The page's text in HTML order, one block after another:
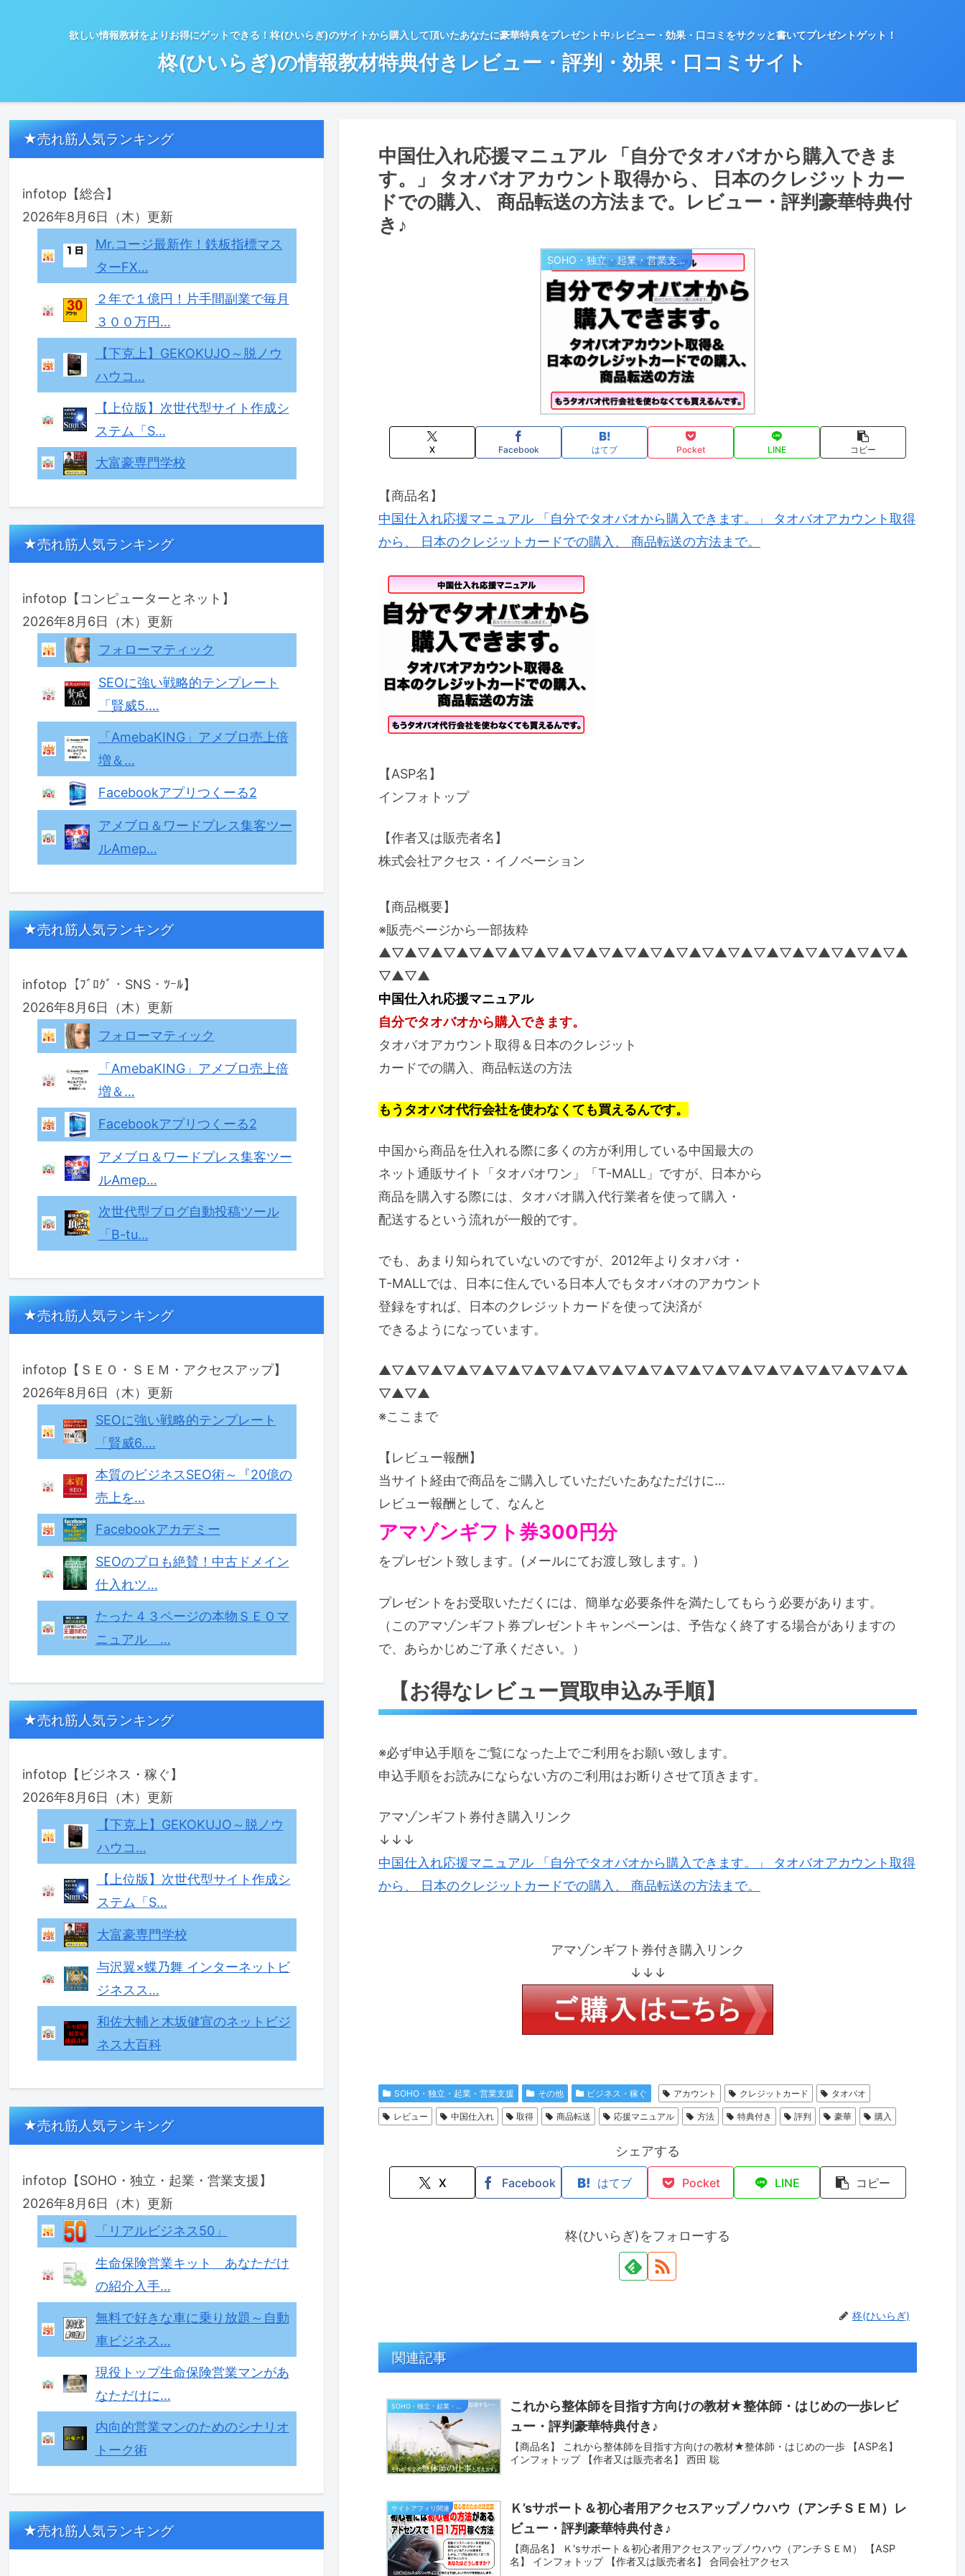
欲しい情報教材をよりお得にゲットできる！柊(ひいらぎ)のサイトから購入して頂いたあなたに豪華特典をプレゼント中♪レビュー・効果・口コミをサクッと書いてプレゼントゲット！
柊(ひいらぎ)の情報教材特典付きレビュー・評判・効果・口コミサイト
中国仕入れ応援マニュアル 「自分でタオバオから購入できま
す。」 タオバオアカウント取得から、 日本のクレジットカー
ドでの購入、 商品転送の方法まで。レビュー・評判豪華特典付
き♪
SOHO・独立・起業・営業支援
X Facebook はてブ Pocket LINE コピー
【商品名】
中国仕入れ応援マニュアル 「自分でタオバオから購入できます。」 タオバオアカウント取得
から、 日本のクレジットカードでの購入、 商品転送の方法まで。
【ASP名】
インフォトップ
【作者又は販売者名】
株式会社アクセス・イノベーション
【商品概要】
※販売ページから一部抜粋
▲▽▲▽▲▽▲▽▲▽▲▽▲▽▲▽▲▽▲▽▲▽▲▽▲▽▲▽▲▽▲▽▲▽▲▽▲▽▲▽▲
▽▲▽▲
中国仕入れ応援マニュアル
自分でタオバオから購入できます。
タオバオアカウント取得＆日本のクレジット
カードでの購入、商品転送の方法
もうタオバオ代行会社を使わなくても買えるんです。
中国から商品を仕入れる際に多くの方が利用している中国最大の
ネット通販サイト「タオバオワン」「T-MALL」ですが、日本から
商品を購入する際には、タオバオ購入代行業者を使って購入・
配送するという流れが一般的です。
でも、あまり知られていないのですが、2012年よりタオバオ・
T-MALLでは、日本に住んでいる日本人でもタオバオのアカウント
登録をすれば、日本のクレジットカードを使って決済が
できるようになっています。
▲▽▲▽▲▽▲▽▲▽▲▽▲▽▲▽▲▽▲▽▲▽▲▽▲▽▲▽▲▽▲▽▲▽▲▽▲▽▲▽▲
▽▲▽▲
※ここまで
【レビュー報酬】
当サイト経由で商品をご購入していただいたあなただけに…
レビュー報酬として、なんと
アマゾンギフト券300円分
をプレゼント致します。(メールにてお渡し致します。)
プレゼントをお受取いただくには、簡単な必要条件を満たしてもらう必要があります。
（このアマゾンギフト券プレゼントキャンペーンは、予告なく終了する場合がありますの
で、あらかじめご了承ください。）
【お得なレビュー買取申込み手順】
※必ず申込手順をご覧になった上でご利用をお願い致します。
申込手順をお読みにならない方のご利用はお断りさせて頂きます。
アマゾンギフト券付き購入リンク
↓↓↓
中国仕入れ応援マニュアル 「自分でタオバオから購入できます。」 タオバオアカウント取得
から、 日本のクレジットカードでの購入、 商品転送の方法まで。
アマゾンギフト券付き購入リンク
↓↓↓
SOHO・独立・起業・営業支援 その他 ビジネス・稼ぐ アカウント クレジットカード タオバオ
レビュー 中国仕入れ 取得 商品転送 応援マニュアル 方法 特典付き 評判 豪華 購入
シェアする
X Facebook はてブ Pocket LINE コピー
柊(ひいらぎ)をフォローする
柊(ひいらぎ)
関連記事
これから整体師を目指す方向けの教材★整体師・はじめの一歩レビ
ュー・評判豪華特典付き♪
【商品名】 これから整体師を目指す方向けの教材★整体師・はじめの一歩 【ASP名】
インフォトップ 【作者又は販売者名】 西田 聡
サイトアフィリ関連
Ｋ’sサポート＆初心者用アクセスアップノウハウ（アンチＳＥＭ）レ
ビュー・評判豪華特典付き♪
【商品名】 Ｋ'sサポート＆初心者用アクセスアップノウハウ（アンチＳＥＭ） 【ASP
名】 インフォトップ 【作者又は販売者名】 合同会社アクセス
★売れ筋人気ランキング
infotop【総合】
2026年8月6日（木）更新
Mr.コージ最新作！鉄板指標マス
ターFX…
２年で１億円！片手間副業で毎月
３００万円…
【下克上】GEKOKUJO～脱ノウ
ハウコ…
【上位版】次世代型サイト作成シ
ステム「S…
大富豪専門学校
★売れ筋人気ランキング
infotop【コンピューターとネット】
2026年8月6日（木）更新
フォローマティック
SEOに強い戦略的テンプレート
「賢威5.…
「AmebaKING」アメブロ売上倍
増＆…
Facebookアプリつくーる2
アメブロ＆ワードプレス集客ツー
ルAmep…
★売れ筋人気ランキング
infotop【ﾌﾞﾛｸﾞ・SNS・ﾂｰﾙ】
2026年8月6日（木）更新
フォローマティック
「AmebaKING」アメブロ売上倍
増＆…
Facebookアプリつくーる2
アメブロ＆ワードプレス集客ツー
ルAmep…
次世代型ブログ自動投稿ツール
「B-tu…
★売れ筋人気ランキング
infotop【ＳＥＯ・ＳＥＭ・アクセスアップ】
2026年8月6日（木）更新
SEOに強い戦略的テンプレート
「賢威6.…
本質のビジネスSEO術～『20億の
売上を…
Facebookアカデミー
SEOのプロも絶賛！中古ドメイン
仕入れツ…
たった４３ページの本物ＳＥＯマ
ニュアル …
★売れ筋人気ランキング
infotop【ビジネス・稼ぐ】
2026年8月6日（木）更新
【下克上】GEKOKUJO～脱ノウ
ハウコ…
【上位版】次世代型サイト作成シ
ステム「S…
大富豪専門学校
与沢翼×蝶乃舞 インターネットビ
ジネスス…
和佐大輔と木坂健宣のネットビジ
ネス大百科
★売れ筋人気ランキング
infotop【SOHO・独立・起業・営業支援】
2026年8月6日（木）更新
「リアルビジネス50」
生命保険営業キット あなただけ
の紹介入手…
無料で好きな車に乗り放題～自動
車ビジネス…
現役トップ生命保険営業マンがあ
なただけに…
内向的営業マンのためのシナリオ
トーク術
★売れ筋人気ランキング